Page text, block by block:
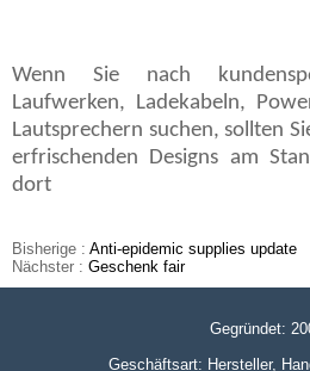
Wenn Sie nach
Laufwerken, Ladekabeln,
Lautsprechern suchen, sollten
erfrischenden Designs am
dort
Bisherige : Anti-epidemic supplies update
Nächster : Geschenk fair
Gegründet:
Geschäftsart: Hersteller,